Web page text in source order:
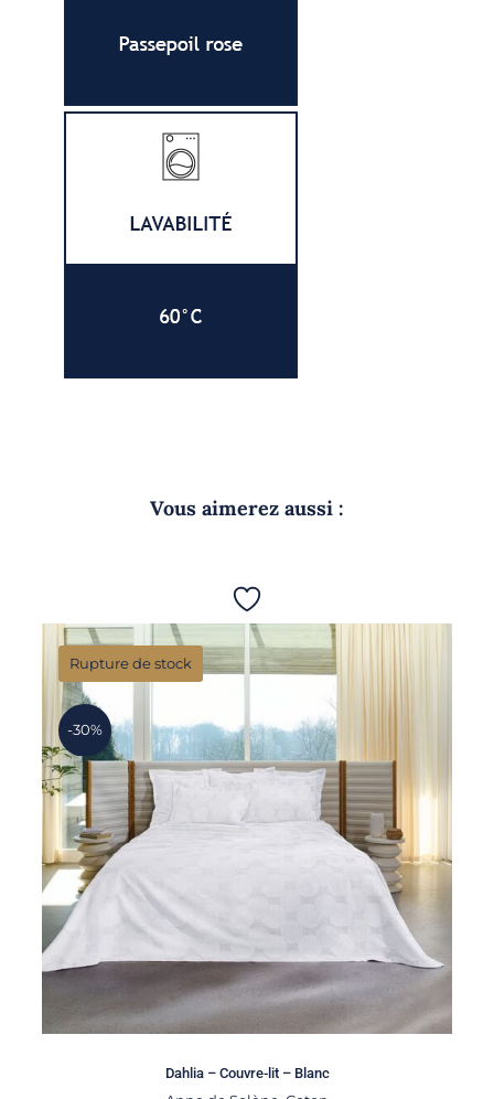
Vous aimerez aussi :
Rupture de stock
-30%
Dahlia – Couvre-lit – Blanc